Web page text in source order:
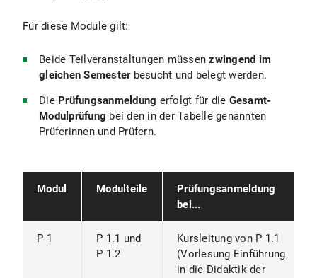
Für diese Module gilt:
Beide Teilveranstaltungen müssenzwingend im
gleichen Semesterbesucht und belegt werden.
Die Prüfungsanmeldung erfolgt für die Gesamt-
Modulprüfung bei den in der Tabelle genannten
Prüferinnen und Prüfern.
Modul Modulteile
Prüfungsanmeldung
bei...
P 1
P 1.1 und
P 1.2
Kursleitung von P 1.1
(Vorlesung Einführung
in die Didaktik der